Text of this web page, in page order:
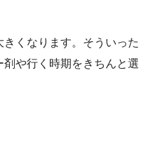
くなります。 そういった
や行く時期をきちんと選